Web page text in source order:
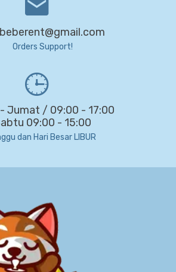
Orders Support!
Jumat / 09:00 - 17:00
09:00 - 15:00
dan Hari Besar LIBUR